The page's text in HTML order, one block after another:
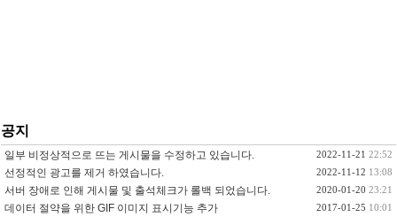
공지
일부 비정상적으로 뜨는 게시물을 수정하고 있습니다. 2022-11-21 22:52
선정적인 광고를 제거 하였습니다. 2022-11-12 13:08
서버 장애로 인해 게시물 및 출석체크가 롤백 되었습니다. 2020-01-20 23:21
데이터 절약을 위한 GIF 이미지 표시기능 추가 2017-01-25 10:01